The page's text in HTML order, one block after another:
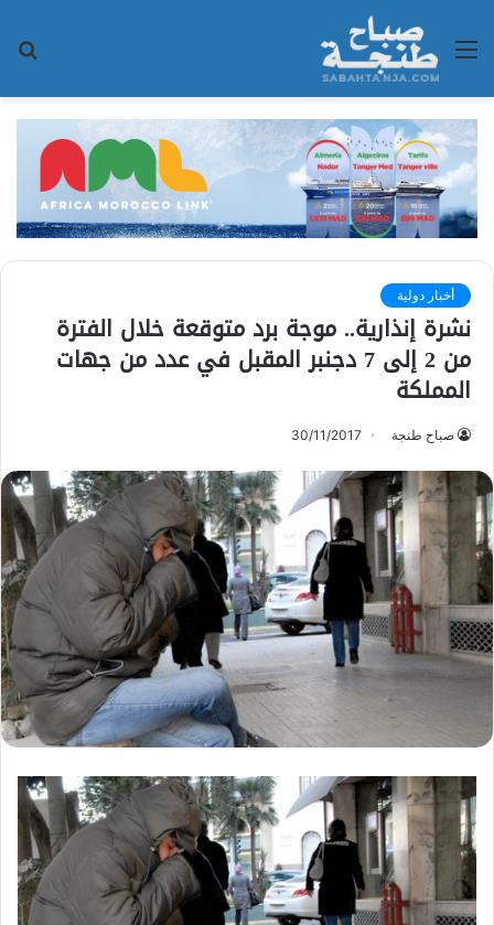
القائمة
أخبار دولية
نشرة إنذارية.. موجة برد متوقعة خلال الفترة
من 2 إلى 7 دجنبر المقبل في عدد من جهات
المملكة
صباح طنجة 30/11/2017